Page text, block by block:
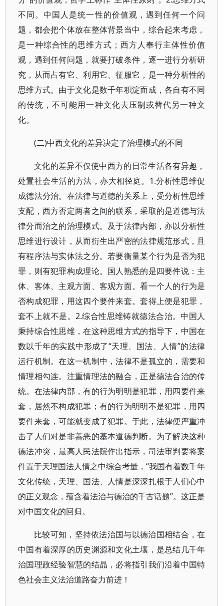
不同。中国人是统一性的价值观，遇到任何一个问
题，都会把个体放在整体背景当中，综合起来考虑，
是一种综合性的思维方式；西方人奉行主体性价值
观，遇到任何问题，就要打破条件，逐一进行分析研
究，从而占有它、利用它、征服它，是一种分析性的
思维方式。由于文化是数千年积淀而成，各自有不同
的传统，不可能用一种文化去压制或替代另一种文
化。
(二)中西文化的差异决定了治理模式的不同
文化的差异不仅使中西方的日常生活各有异趣，
处置社会生活的方法，亦大相径庭。1.分析性思维促
成德法分治。在法律与道德的关系上，受分析性思维
支配，西方否定两者之间的联系，采取的是道德与法
律分而治之的治理模式。及于法律内部，亦以分析性
思维进行设计，从而衍生出严密的法律规范形式，且
有程序法与实体法之分。若要衡量某个行为是否为犯
罪，则有犯罪构成理论。国人熟悉的是四要件说：主
体、客体、主观方面、客观方面。看一个人的行为是
否构成犯罪，用这四个要件来套。套得上便是犯罪，
套不上就不是。2.综合性思维铸就德法合治。中国人
秉持综合性思维，在这种思维方式的指导下，中国在
数以千年的实践中形成了“天理、国法、人情”的法律
运行机制。在这一机制中，法律不是孤立的，需要和
情理相勾连。注重情理法的融合，正是德法合治的传
统。在法律内部，有的行为明明是犯罪，用四要件来
套，居然不构成犯罪；有的行为明明不是犯罪，用四
要件来套，可能就变成了犯罪。于此，法律便严重冲
击了人们对是非善恶的基本道德判断。为了解决这种
德法冲突，最高人民法院作出指示，司法审判要将案
件置于天理国法人情之中综合考量，“我国有着数千年
文化传统，天理、国法、人情是深深扎根于人们心中
的正义观念，蕴含着法治与德治的千古话题”。这正是
对中国文化的回归。
比较可知，坚持依法治国与以德治国相结合，在
中国有着深厚的历史渊源和文化土壤，是总结几千年
治国理政经验智慧的结晶，必将指引我们沿着中国特
色社会主义法治道路奋力前进！